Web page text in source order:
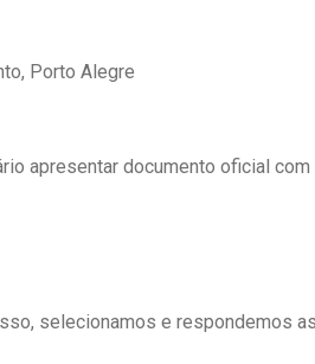
Porto Alegre
apresentar documento oficial com
selecionamos e respondemos